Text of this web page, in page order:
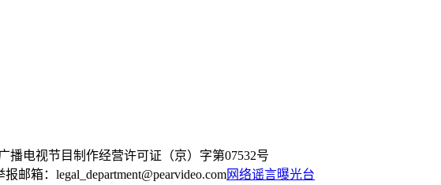
播电视节目制作经营许可证（京）字第07532号
报邮箱：legal_department@pearvideo.com网络谣言曝光台